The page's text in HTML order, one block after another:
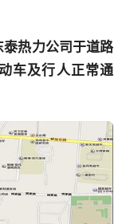
热力公司于道路
车及行人正常通